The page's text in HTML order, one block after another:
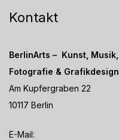
Kontakt
BerlinArts – Kunst, Musik,
Fotografie & Grafikdesign
Am Kupfergraben 22
10117 Berlin
E-Mail: